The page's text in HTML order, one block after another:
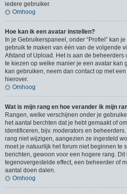
iedere gebruiker.
Omhoog
Hoe kan ik een avatar instellen?
In je Gebruikerspaneel, onder “Profiel” kan
gebruik te maken van één van de volgende
Afstand of Upload. Het is aan de beheerders
te kiezen op welke manier je een avatar kan
kan gebruiken, neem dan contact op met
hierover.
Omhoog
Wat is mijn rang en hoe verander ik mijn
Rangen, welke verschijnen onder je
het aantal berchten dat je hebt gemaakt of
identificeren, bijv. moderators en
rang niet wijzigen, aangezien ze ingesteld
moet je natuurlijk het forum niet beginnen te
berichten, gewoon voor een hogere rang.
tegenovergestelde effect, een beheerder of
aantal doen dalen.
Omhoog